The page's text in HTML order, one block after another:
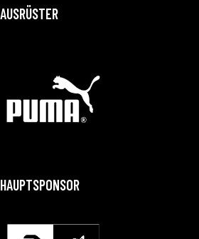
AUSRÜSTER
HAUPTSPONSOR